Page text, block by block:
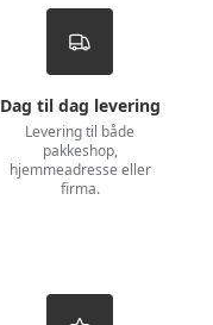
Dag til dag levering
Levering til både
pakkeshop,
hjemmeadresse eller
firma.